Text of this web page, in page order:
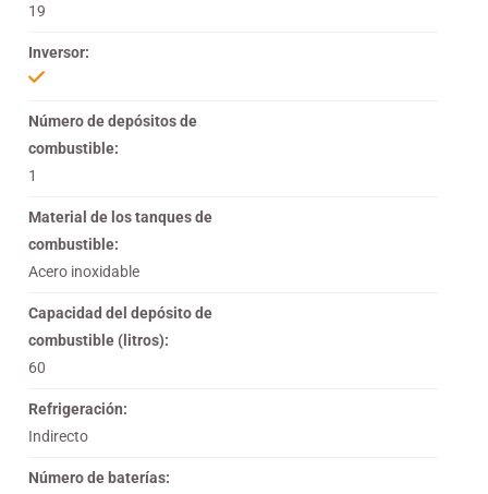
19
Inversor:
Número de depósitos de
combustible:
1
Material de los tanques de
combustible:
Acero inoxidable
Capacidad del depósito de
combustible (litros):
60
Refrigeración:
Indirecto
Número de baterías: